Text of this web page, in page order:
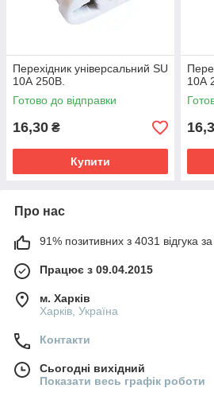
Перехідник універсальний SU
10А 250В.
Готово до відправки
16,30 ₴
Купити
10А
Про нас
91% позитивних з 4031 відгука за
Працює з 09.04.2015
м. Харків
Харків, Україна
Контакти
Сьогодні вихідний
Показати весь графік роботи